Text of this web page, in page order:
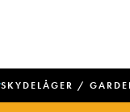
SKYDELÅGER /